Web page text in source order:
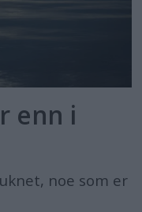
enn i
noe som er